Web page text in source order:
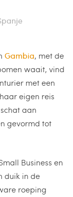
Gambia, met de
waait, vind
met een
eigen reis
aan
gevormd tot
Business en
duik in de
roeping